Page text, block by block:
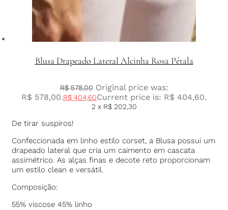
Blusa Drapeado Lateral Alcinha Rosa Pétala
R$578,00 Original price was:
R$ 578,00.R$ 404,60Current price is: R$ 404,60.
2 x R$202,30
De tirar suspiros!
Confeccionada em linho estilo corset, a Blusa possui um
drapeado lateral que cria um caimento em cascata
assimétrico. As alças finas e decote reto proporcionam
um estilo clean e versátil.
Composição:
55% viscose 45% linho